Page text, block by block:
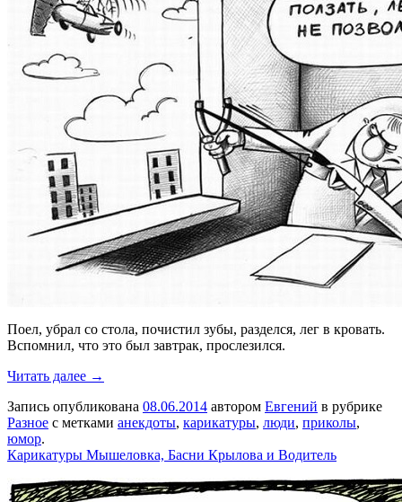
Поел, убрал со стола, почистил зубы, разделся, лег в кровать.
Вспомнил, что это был завтрак, прослезился.
Читать далее →
Запись опубликована 08.06.2014 автором Евгений в рубрике
Разное с метками анекдоты, карикатуры, люди, приколы,
юмор.
Карикатуры Мышеловка, Басни Крылова и Водитель